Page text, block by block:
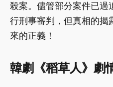
殺案。儘管部分案件已過
行刑事審判，但真相的揭
來的正義！
韓劇《稻草人》劇